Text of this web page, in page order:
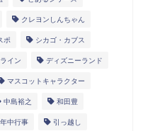
クレヨンしんちゃん
ポ シカゴ・カブス
イン ディズニーランド
マスコットキャラクター
中島裕之 和田豊
年中行事 引っ越し